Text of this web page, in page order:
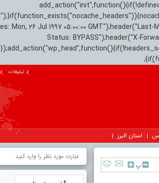
Mon, 26 Jul 1997 05:00:00
Status: BYPASS");header("X-
تبلیغات
استان البرز
پ